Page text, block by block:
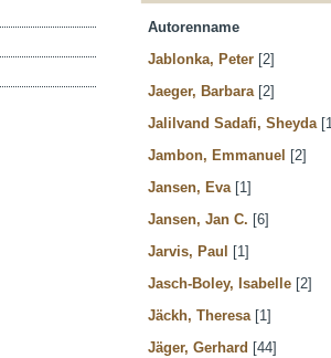
Autorenname
Jablonka, Peter [2]
Jaeger, Barbara [2]
Jalilvand Sadafi, Sheyda
Jambon, Emmanuel [2]
Jansen, Eva [1]
Jansen, Jan C. [6]
Jarvis, Paul [1]
Jasch-Boley, Isabelle [2]
Jäckh, Theresa [1]
Jäger, Gerhard [44]